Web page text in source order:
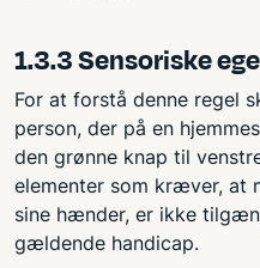
1.3.3 Sensoriske
For at forstå denne regel
person, der på en
den grønne knap til
elementer som kræver, at
sine hænder, er ikke
gældende handicap.